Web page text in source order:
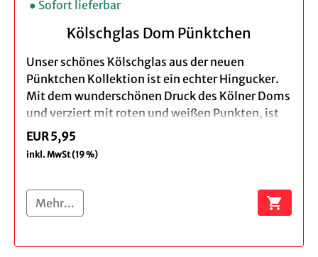
● Sofort lieferbar
Kölschglas Dom Pünktchen
Unser schönes Kölschglas aus der neuen
Pünktchen Kollektion ist ein echter Hingucker.
Mit dem wunderschönen Druck des Kölner Doms
und verziert mit roten und weißen Punkten, ist
das Glas ein echter Blickfang.
Das Kölschglas ist spülmaschinenfest und somit
Produktbeschreibung:
Größe: ca. 15 cm
EUR 5,95
inkl. MwSt (19 %)
Mehr... shopping_cart